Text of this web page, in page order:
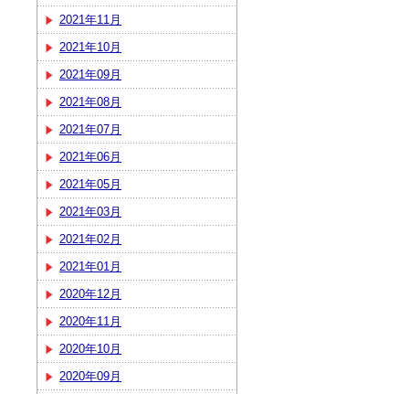
2021年11月
2021年10月
2021年09月
2021年08月
2021年07月
2021年06月
2021年05月
2021年03月
2021年02月
2021年01月
2020年12月
2020年11月
2020年10月
2020年09月